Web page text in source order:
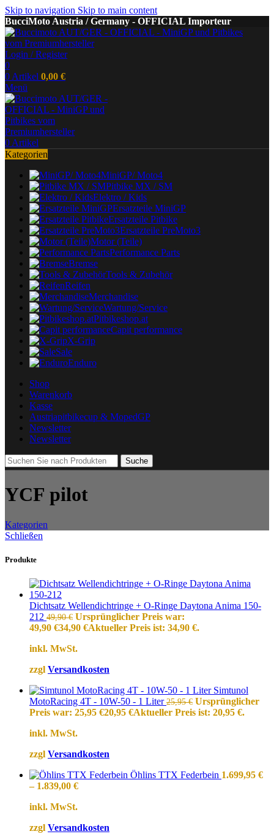
Skip to navigation Skip to main content
BucciMoto Austria / Germany - OFFICIAL Importeur
Login / Register
0
0 Artikel 0,00 €
Menü
0 Artikel
Kategorien
MiniGP/ Moto4
Pitbike MX / SM
Elektro / Kids
Ersatzteile MiniGP
Ersatzteile Pitbike
Ersatzteile PreMoto3
Motor (Teile)
Performance Parts
Bremse
Tools & Zubehör
Reifen
Merchandise
Wartung/Service
Pitbikeshop.at
Capit performance
X-Grip
Sale
Enduro
Shop
Warenkorb
Kasse
Austriapitbikecup & MopedGP
Newsletter
Newsletter
Suche
YCF pilot
Kategorien
Schließen
Produkte
Dichtsatz Wellendichtringe + O-Ringe Daytona Anima 150-
212 49,90€ Ursprünglicher Preis war:
49,90 €34,90 €Aktueller Preis ist: 34,90 €.
inkl. MwSt.
zzgl Versandkosten
Simtunol
MotoRacing 4T - 10W-50 - 1 Liter25,95€ Ursprünglicher
Preis war: 25,95 €20,95 €Aktueller Preis ist: 20,95 €.
inkl. MwSt.
zzgl Versandkosten
Öhlins TTX Federbein 1.699,95 €
– 1.839,00 €
inkl. MwSt.
zzgl Versandkosten